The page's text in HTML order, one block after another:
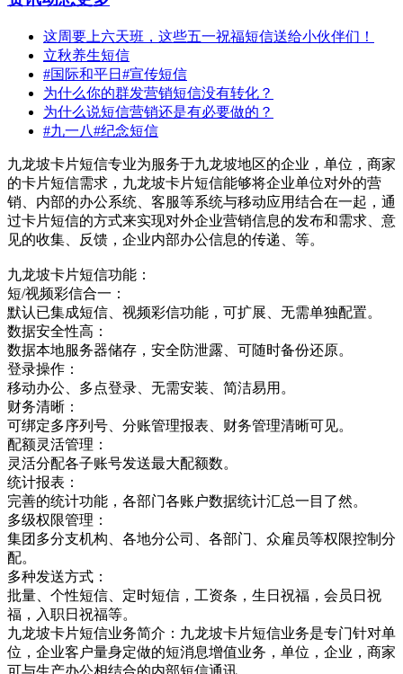
这周要上六天班，这些五一祝福短信送给小伙伴们！
立秋养生短信
#国际和平日#宣传短信
为什么你的群发营销短信没有转化？
为什么说短信营销还是有必要做的？
#九一八#纪念短信
九龙坡卡片短信专业为服务于九龙坡地区的企业，单位，商家
的卡片短信需求，九龙坡卡片短信能够将企业单位对外的营
销、内部的办公系统、客服等系统与移动应用结合在一起，通
过卡片短信的方式来实现对外企业营销信息的发布和需求、意
见的收集、反馈，企业内部办公信息的传递、等。
九龙坡卡片短信功能：
短/视频彩信合一：
默认已集成短信、视频彩信功能，可扩展、无需单独配置。
数据安全性高：
数据本地服务器储存，安全防泄露、可随时备份还原。
登录操作：
移动办公、多点登录、无需安装、简洁易用。
财务清晰：
可绑定多序列号、分账管理报表、财务管理清晰可见。
配额灵活管理：
灵活分配各子账号发送最大配额数。
统计报表：
完善的统计功能，各部门各账户数据统计汇总一目了然。
多级权限管理：
集团多分支机构、各地分公司、各部门、众雇员等权限控制分
配。
多种发送方式：
批量、个性短信、定时短信，工资条，生日祝福，会员日祝
福，入职日祝福等。
九龙坡卡片短信业务简介：九龙坡卡片短信业务是专门针对单
位，企业客户量身定做的短消息增值业务，单位，企业，商家
可与生产办公相结合的内部短信通讯，